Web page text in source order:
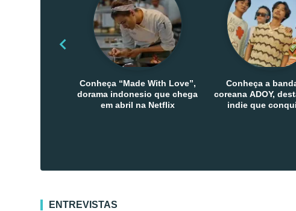
Conheça “Made With Love”,
dorama indonesio que chega
em abril na Netflix
Conheça a
coreana ADOY,
indie que
ENTREVISTAS